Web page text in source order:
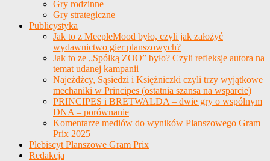
Gry rodzinne
Gry strategiczne
Publicystyka
Jak to z MeepleMood było, czyli jak założyć
wydawnictwo gier planszowych?
Jak to ze „Spółką ZOO” było? Czyli refleksje autora na
temat udanej kampanii
Najeźdźcy, Sąsiedzi i Księżniczki czyli trzy wyjątkowe
mechaniki w Principes (ostatnia szansa na wsparcie)
PRINCIPES i BRETWALDA – dwie gry o wspólnym
DNA – porównanie
Komentarze mediów do wyników Planszowego Gram
Prix 2025
Plebiscyt Planszowe Gram Prix
Redakcja